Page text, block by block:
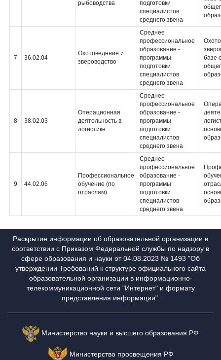
рыбоводства
подготовки
специалистов
среднего звена
7 36.02.04
Охотоведение и
звероводство
Среднее
профессиональное
образование -
программы
подготовки
специалистов
среднего звена
базе
8 38.02.03
Операционная
деятельность в
логистике
Среднее
профессиональное
образование -
программы
подготовки
специалистов
среднего звена
9 44.02.06
Профессиональное
обучение (по
отраслям)
Среднее
профессиональное
образование -
программы
подготовки
специалистов
среднего звена
Раскрытие информации об образовательной организации в
соответствии с Приказом Федеральной службы по надзору в
сфере образования и науки от 04.08.2023 № 1493 "Об
утверждении Требований к структуре официального сайта
образовательной организации в информационно-
телекоммуникационной сети "Интернет" и формату
представления информации".
Министерство науки и высшего образования РФ
Министерство просвещения РФ